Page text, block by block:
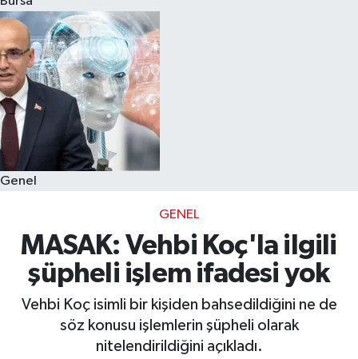
Genel
GENEL
MASAK: Vehbi Koç'la ilgili
şüpheli işlem ifadesi yok
Vehbi Koç isimli bir kişiden bahsedildiğini ne de
söz konusu işlemlerin şüpheli olarak
nitelendirildiğini açıkladı.
Eğitim
Sağlık
Dünya
Magazin
Kültür & Sanat
Teknoloji
Bilim